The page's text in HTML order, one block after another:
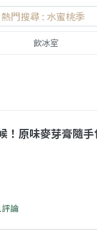
熱門搜尋 : 水蜜桃季
飲冰室
！原味麥芽膏隨
論